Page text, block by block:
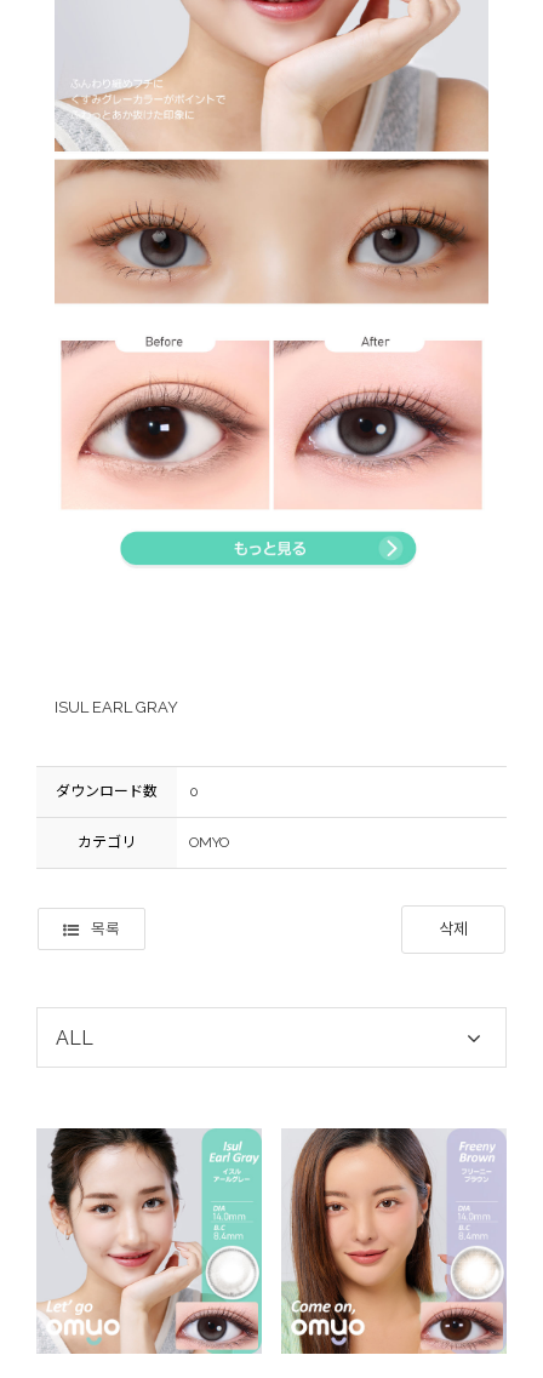
ISUL EARL GRAY
ダウンロード数 0
カテゴリ OMYO
목록 삭제
ALL